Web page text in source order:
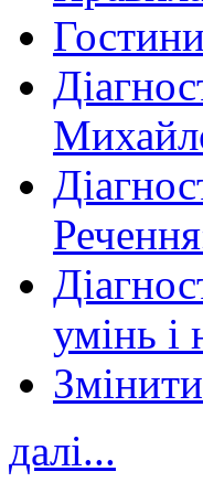
умінь і
далі...